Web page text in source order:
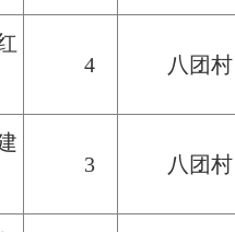
4 八团村
3 八团村